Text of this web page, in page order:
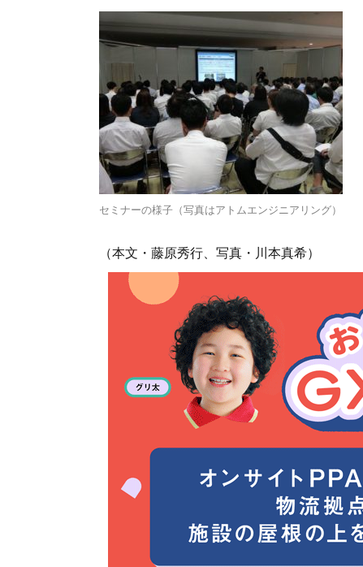
セミナーの様子（写真はアトムエンジニアリング）
（本文・藤原秀行、写真・川本真希）